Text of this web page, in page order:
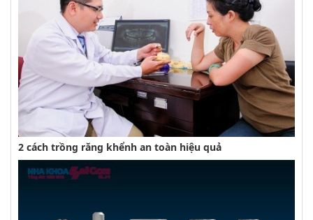
2 cách trồng răng khểnh an toàn hiệu quả